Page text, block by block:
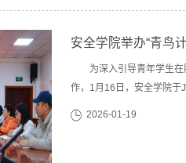
安全学院举办“青鸟
为深入引导青年学生
作，1月16日，安全学院于
张娜、团委老师李翊尘、
2026-01-19